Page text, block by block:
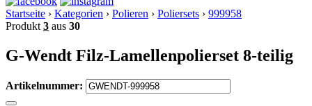
Startseite › Kategorien › Polieren › Poliersets › 999958
Produkt 3 aus 30
G-Wendt Filz-Lamellenpolierset 8-teilig
Artikelnummer: